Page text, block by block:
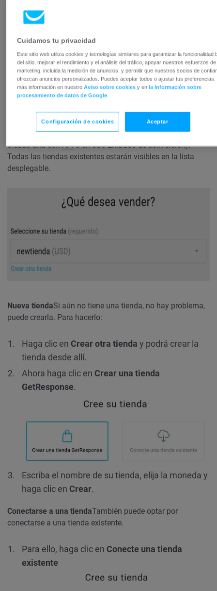
Después de seleccionar el tipo de embudo, accederá a la
página de configuración del embudo. Allí puede crear una
tienda o conectarse a una existente.
Conectarse a una tienda
Tienda existentePuede elegir una tienda existente (si ha
creado una conAPIo en otro Embudo de conversión).
Todas las tiendas existentes estarán visibles en la lista
desplegable.
Nueva tiendaSi aún no tiene una tienda, no hay problema,
puede crearla. Para hacerlo:
Haga clic en Crear otra tienda y podrá crear la
tienda desde allí.
Ahora haga clic en Crear una tienda
GetResponse.
Escriba el nombre de su tienda, elija la moneda y
haga clic en Crear.
Conectarse a una tiendaTambién puede optar por
conectarse a una tienda existente.
Para ello, haga clic en Conecte una tienda
existente
Cuidamos tu privacidad
Este sitio web utiliza cookies y tecnologías similares para garantizar la funcionalidad
del sitio, mejorar el rendimiento y el análisis del tráfico, apoyar nuestros esfuerzos de
marketing, incluida la medición de anuncios, y permitir que nuestros socios de
ofrezcan anuncios personalizados. Puedes aceptar todos o ajustar tus preferencias.
más información en nuestro Aviso sobre cookiesy en la Información sobre
procesamiento de datos de Google.
Configuración de cookies Aceptar